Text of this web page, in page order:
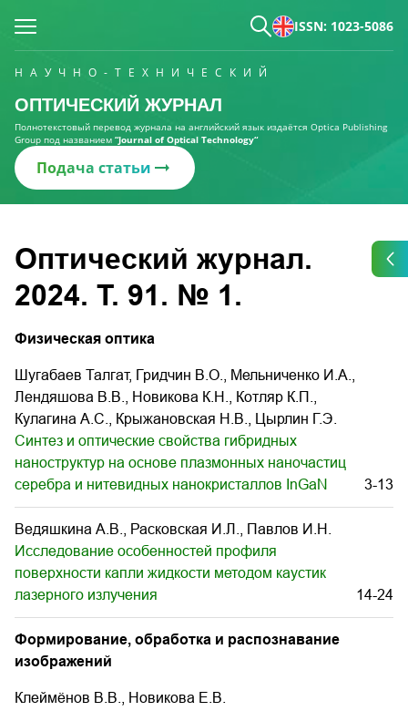
ISSN: 1023-5086
НАУЧНО-ТЕХНИЧЕСКИЙ
ОПТИЧЕСКИЙ ЖУРНАЛ
Полнотекстовый перевод журнала на английский язык издаётся Optica Publishing
Group под названием “Journal of Optical Technology“
Подача статьи
Оптический журнал.
2024. Т. 91. № 1.
Физическая оптика
Шугабаев Талгат, Гридчин В.О., Мельниченко И.А.,
Лендяшова В.В., Новикова К.Н., Котляр К.П.,
Кулагина А.С., Крыжановская Н.В., Цырлин Г.Э.
Синтез и оптические свойства гибридных
наноструктур на основе плазмонных наночастиц
серебра и нитевидных нанокристаллов InGaN
3-13
Ведяшкина А.В., Расковская И.Л., Павлов И.Н.
Исследование особенностей профиля
поверхности капли жидкости методом каустик
лазерного излучения
14-24
Формирование, обработка и распознавание
изображений
Клеймёнов В.В., Новикова Е.В.